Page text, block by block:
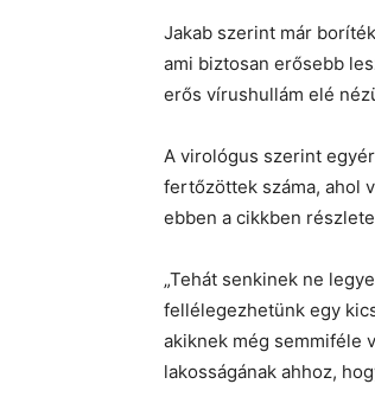
Jakab szerint már
ami biztosan erősebb
erős vírushullám elé
A virológus szerint
fertőzöttek száma, ahol
ebben a cikkben
„Tehát senkinek ne
fellélegezhetünk egy
akiknek még semmiféle
lakosságának ahhoz,